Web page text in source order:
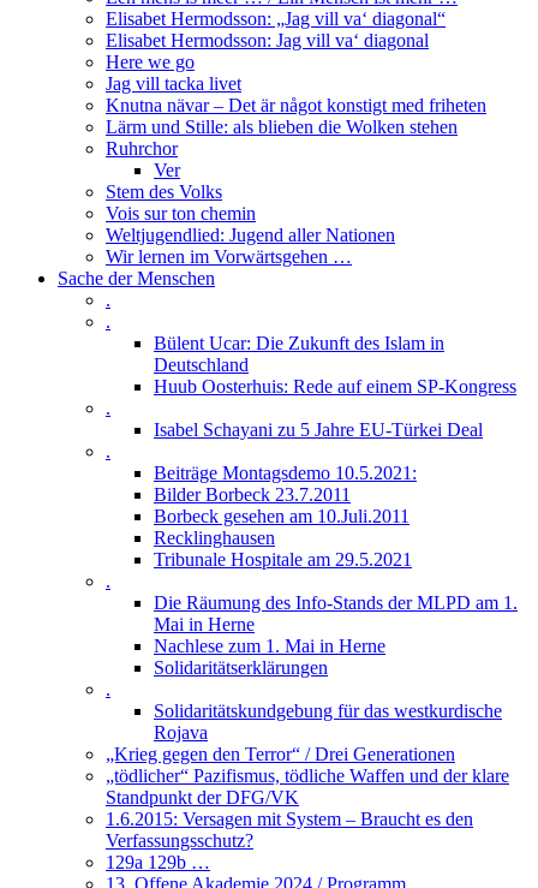
Elisabet Hermodsson: „Jag vill va‘ diagonal“
Elisabet Hermodsson: Jag vill va‘ diagonal
Here we go
Jag vill tacka livet
Knutna nävar – Det är något konstigt med friheten
Lärm und Stille: als blieben die Wolken stehen
Ruhrchor
Ver
Stem des Volks
Vois sur ton chemin
Weltjugendlied: Jugend aller Nationen
Wir lernen im Vorwärtsgehen …
Sache der Menschen
.
.
Bülent Ucar: Die Zukunft des Islam in
Deutschland
Huub Oosterhuis: Rede auf einem SP-Kongress
.
Isabel Schayani zu 5 Jahre EU-Türkei Deal
.
Beiträge Montagsdemo 10.5.2021:
Bilder Borbeck 23.7.2011
Borbeck gesehen am 10.Juli.2011
Recklinghausen
Tribunale Hospitale am 29.5.2021
.
Die Räumung des Info-Stands der MLPD am 1.
Mai in Herne
Nachlese zum 1. Mai in Herne
Solidaritätserklärungen
.
Solidaritätskundgebung für das westkurdische
Rojava
„Krieg gegen den Terror“ / Drei Generationen
„tödlicher“ Pazifismus, tödliche Waffen und der klare
Standpunkt der DFG/VK
1.6.2015: Versagen mit System – Braucht es den
Verfassungsschutz?
129a 129b …
13. Offene Akademie 2024 / Programm